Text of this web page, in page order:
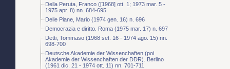
Della Peruta, Franco ([1968] ott. 1; 1973 mar. 5 -
1975 apr. 8) nn. 684-695
Delle Piane, Mario (1974 gen. 16) n. 696
Democrazia e diritto. Roma (1975 mar. 17) n. 697
Detti, Tommaso (1968 set. 16 - 1974 ago. 15) nn.
698-700
Deutsche Akademie der Wissenchaften (poi
Akademie der Wissenchaften der DDR). Berlino
(1961 dic. 21 - 1974 ott. 11) nn. 701-711